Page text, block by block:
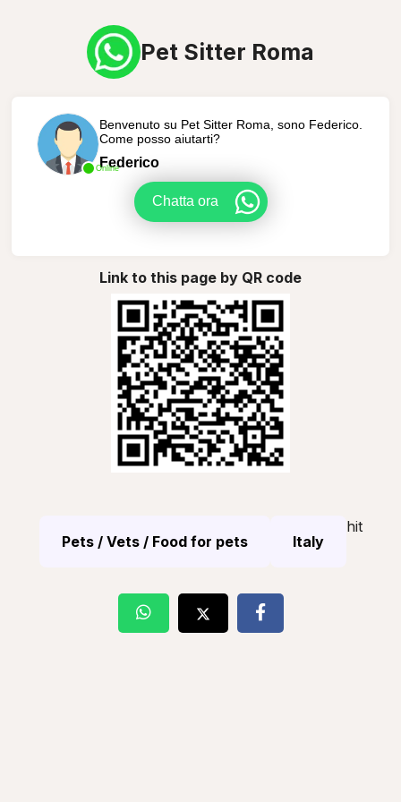
Pet Sitter Roma
Online
Benvenuto su Pet Sitter Roma, sono Federico.
Come posso aiutarti?
Federico
Chatta ora
Link to this page by QR code
Pets / Vets / Food for pets Italy
hit